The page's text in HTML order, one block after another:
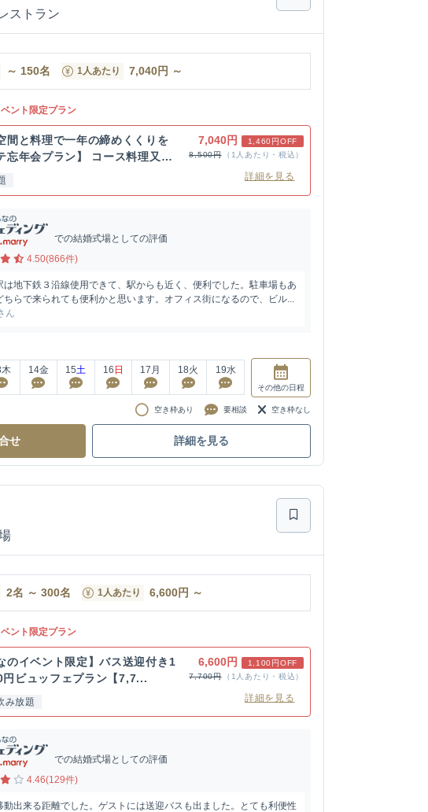
ストラン
～ 150名 1人あたり 7,040円 ～
ント限定プラン
間と料理で一年の締めくくりを
忘年会プラン】 コース料理又は
7,040円
1,460円OFF
8,500円
（1人あたり・税込）
詳細を見る
での結婚式場としての評価
4.50(866件)
は地下鉄３沿線使用できて、駅からも近く、便利でした。駐車場もあ
ちらで来られても便利かと思います。オフィス街になるので、ビル...
ん
木 14金 15土 16 日 17 月 18火 19水
その他の日程
空き枠あり 要相談 空き枠なし
せ 詳細を見る
2名 ～ 300名 1人あたり 6,600円 ～
ント限定プラン
のイベント限定】バス送迎付き1
ビュッフェプラン【7,7...
み放題
6,600円
1,100円OFF
7,700円
（1人あたり・税込）
詳細を見る
での結婚式場としての評価
4.46(129件)
動出来る距離でした。ゲストには送迎バスも出ました。とても利便性